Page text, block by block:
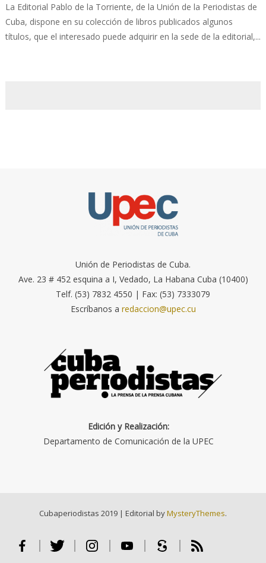
La Editorial Pablo de la Torriente, de la Unión de la Periodistas de
Cuba, dispone en su colección de libros publicados algunos
títulos, que el interesado puede adquirir en la sede de la editorial,...
Unión de Periodistas de Cuba.
Ave. 23 # 452 esquina a I, Vedado, La Habana Cuba (10400)
Telf. (53) 7832 4550 | Fax: (53) 7333079
Escríbanos a redaccion@upec.cu
Edición y Realización:
Departamento de Comunicación de la UPEC
Cubaperiodistas 2019 | Editorial byMysteryThemes.
Facebook Twitter Instagram Youtube Scribd RSS